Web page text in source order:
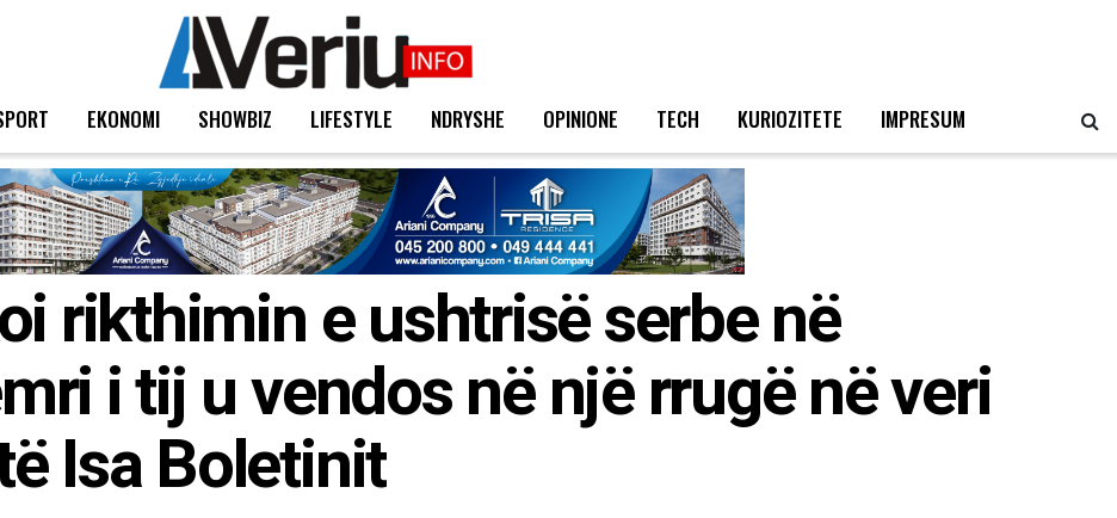
EKONOMI SHOWBIZ LIFESTYLE NDRYSHE OPINIONE TECH KURIOZITETE IMPRESUM
rikthimin e ushtrisë serbe në
i tij u vendos në një rrugë në veri
Isa Boletinit